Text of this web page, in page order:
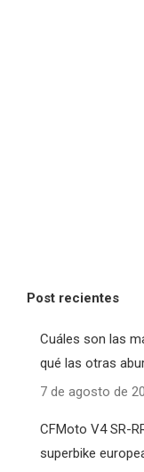
Post recientes
Cuáles son las
qué las otras
7 de agosto de
CFMoto V4 SR-
superbike